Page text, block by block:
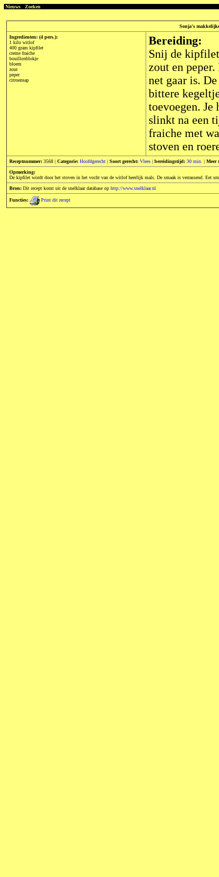
Nieuws Zoeken
Sonja's
Ingredienten: (4 pers.):
1 kilo witlof
400 gram kipfilet
creme fraiche
bouillonblokje
bloem
zout
peper
citroensap
Bereiding:
Snij de
zout en
net gaar is.
bittere
toevoegen.
slinkt na een
fraiche met
stoven en
Receptnummer: 3568 | Categorie: Hoofdgerecht | Soort gerecht: Vlees | bereidingstijd: 30 min. | Meer
Opmerking:
De kipfilet wordt door het stoven in het vocht van de witlof heerlijk mals. De smaak is verrassend. Eet
Bron: Dit recept komt uit de snelklaar database op http://www.snelklaar.nl
Functies: Print dit recept